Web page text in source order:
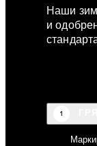
Наши
и
1